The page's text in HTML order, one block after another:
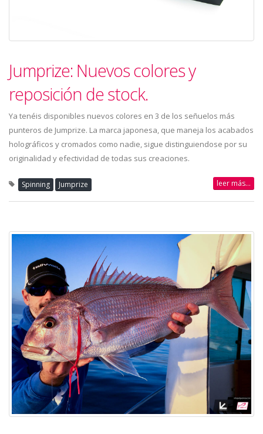
Jumprize: Nuevos colores y
reposición de stock.
Ya tenéis disponibles nuevos colores en 3 de los señuelos más
punteros de Jumprize. La marca japonesa, que maneja los acabados
holográficos y cromados como nadie, sigue distinguiendose por su
originalidad y efectividad de todas sus creaciones.
Spinning Jumprize leer más...